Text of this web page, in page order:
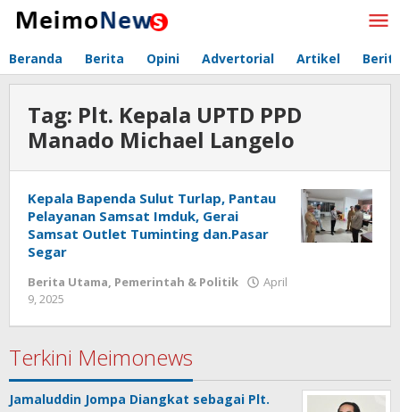
Lewati
Beranda Berita Opini Advertorial Artikel
Tag: Plt. Kepala UPTD PPD
Manado Michael Langelo
Kepala Bapenda Sulut Turlap, Pantau
Pelayanan Samsat Imduk, Gerai
Samsat Outlet Tuminting dan.Pasar
Segar
Berita Utama, Pemerintah & Politik
April
9, 2025
Terkini Meimonews
Jamaluddin Jompa Diangkat sebagai Plt.